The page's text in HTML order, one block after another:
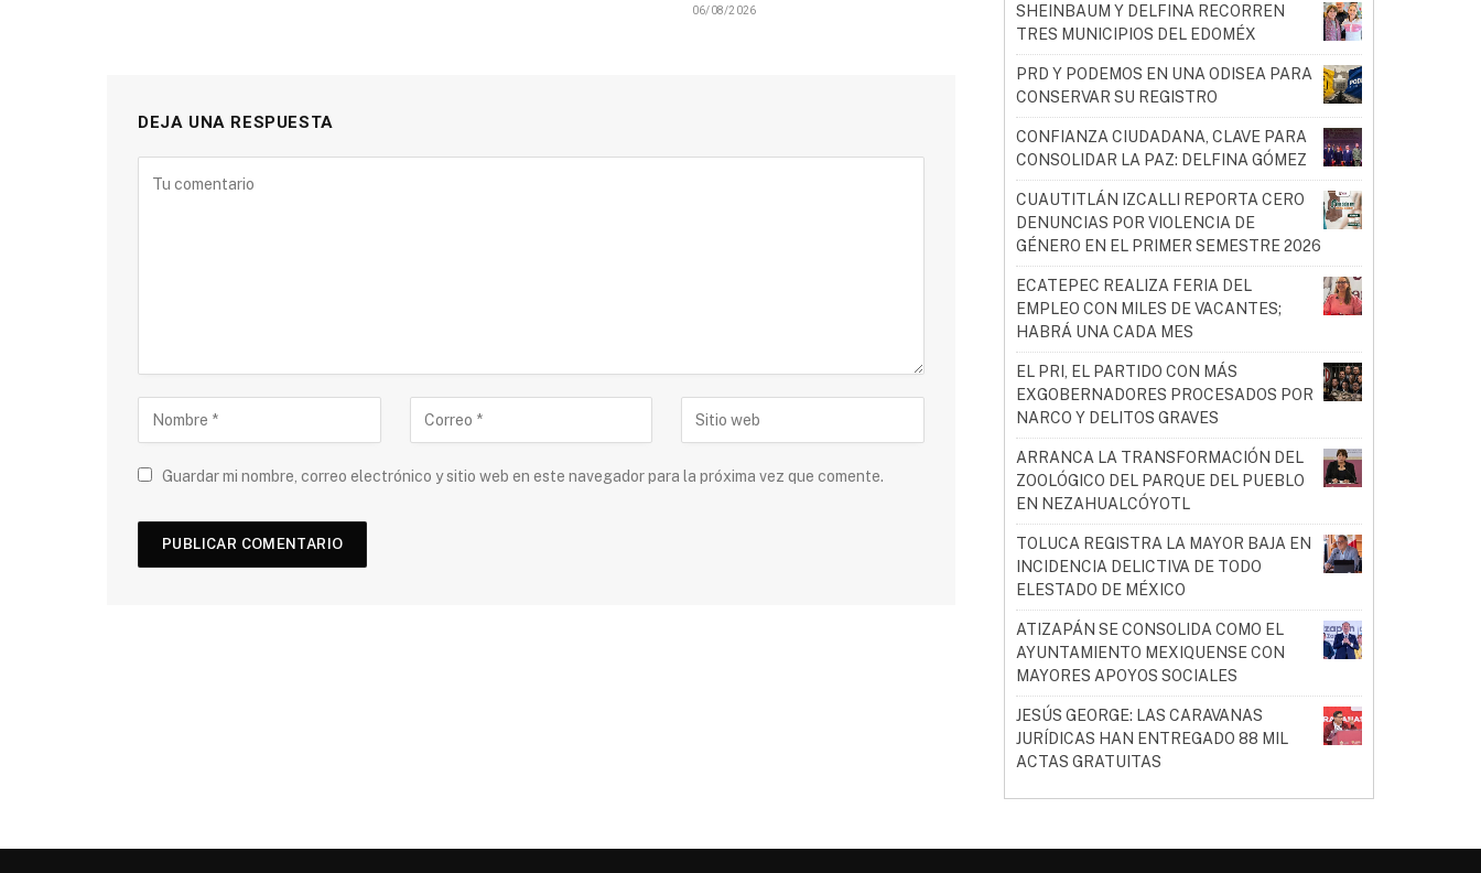
06/08/2026
DEJA UNA RESPUESTA
Guardar mi nombre, correo electrónico y sitio web en este navegador para la próxima vez que comente.
SHEINBAUM Y DELFINA RECORREN
TRES MUNICIPIOS DEL EDOMÉX
PRD Y PODEMOS EN UNA ODISEA PARA
CONSERVAR SU REGISTRO
CONFIANZA CIUDADANA, CLAVE PARA
CONSOLIDAR LA PAZ: DELFINA GÓMEZ
CUAUTITLÁN IZCALLI REPORTA CERO
DENUNCIAS POR VIOLENCIA DE
GÉNERO EN EL PRIMER SEMESTRE 2026
ECATEPEC REALIZA FERIA DEL
EMPLEO CON MILES DE VACANTES;
HABRÁ UNA CADA MES
EL PRI, EL PARTIDO CON MÁS
EXGOBERNADORES PROCESADOS POR
NARCO Y DELITOS GRAVES
ARRANCA LA TRANSFORMACIÓN DEL
ZOOLÓGICO DEL PARQUE DEL PUEBLO
EN NEZAHUALCÓYOTL
TOLUCA REGISTRA LA MAYOR BAJA EN
INCIDENCIA DELICTIVA DE TODO
ELESTADO DE MÉXICO
ATIZAPÁN SE CONSOLIDA COMO EL
AYUNTAMIENTO MEXIQUENSE CON
MAYORES APOYOS SOCIALES
JESÚS GEORGE: LAS CARAVANAS
JURÍDICAS HAN ENTREGADO 88 MIL
ACTAS GRATUITAS